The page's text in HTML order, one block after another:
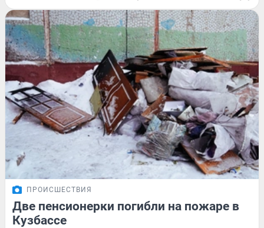
ПРОИСШЕСТВИЯ
Две пенсионерки погибли на пожаре в
Кузбассе